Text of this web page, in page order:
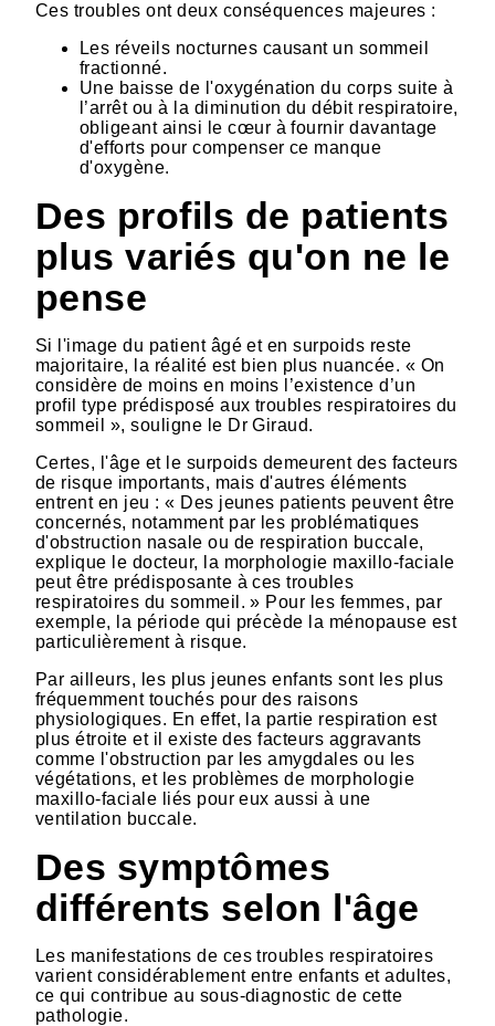
Ces troubles ont deux conséquences majeures :
Les réveils nocturnes causant un sommeil
fractionné.
Une baisse de l'oxygénation du corps suite à
l’arrêt ou à la diminution du débit respiratoire,
obligeant ainsi le cœur à fournir davantage
d'efforts pour compenser ce manque
d'oxygène.
Des profils de patients
plus variés qu'on ne le
pense
Si l'image du patient âgé et en surpoids reste
majoritaire, la réalité est bien plus nuancée. « On
considère de moins en moins l’existence d’un
profil type prédisposé aux troubles respiratoires du
sommeil », souligne le Dr Giraud.
Certes, l'âge et le surpoids demeurent des facteurs
de risque importants, mais d'autres éléments
entrent en jeu : « Des jeunes patients peuvent être
concernés, notamment par les problématiques
d'obstruction nasale ou de respiration buccale,
explique le docteur, la morphologie maxillo-faciale
peut être prédisposante à ces troubles
respiratoires du sommeil. » Pour les femmes, par
exemple, la période qui précède la ménopause est
particulièrement à risque.
Par ailleurs, les plus jeunes enfants sont les plus
fréquemment touchés pour des raisons
physiologiques. En effet, la partie respiration est
plus étroite et il existe des facteurs aggravants
comme l'obstruction par les amygdales ou les
végétations, et les problèmes de morphologie
maxillo-faciale liés pour eux aussi à une
ventilation buccale.
Des symptômes
différents selon l'âge
Les manifestations de ces troubles respiratoires
varient considérablement entre enfants et adultes,
ce qui contribue au sous-diagnostic de cette
pathologie.